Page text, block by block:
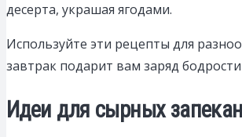
десерта, украшая ягодами.
Используйте эти рецепты для
завтрак подарит вам заряд
Идеи для сырных